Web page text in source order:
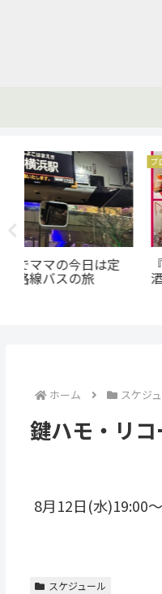
ブログ
『2026かなで新年会
酒屋セッション』
ホーム スケジ
鍵ハモ・リ
8月12日(水)19:00
スケジュール